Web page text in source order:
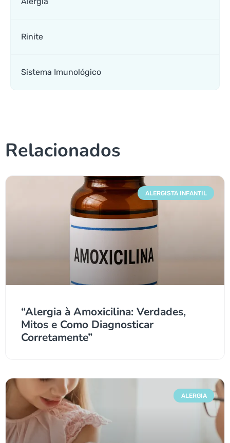
Rinite
Sistema Imunológico
Relacionados
ALERGISTA INFANTIL
“Alergia à Amoxicilina: Verdades,
Mitos e Como Diagnosticar
Corretamente”
ALERGIA